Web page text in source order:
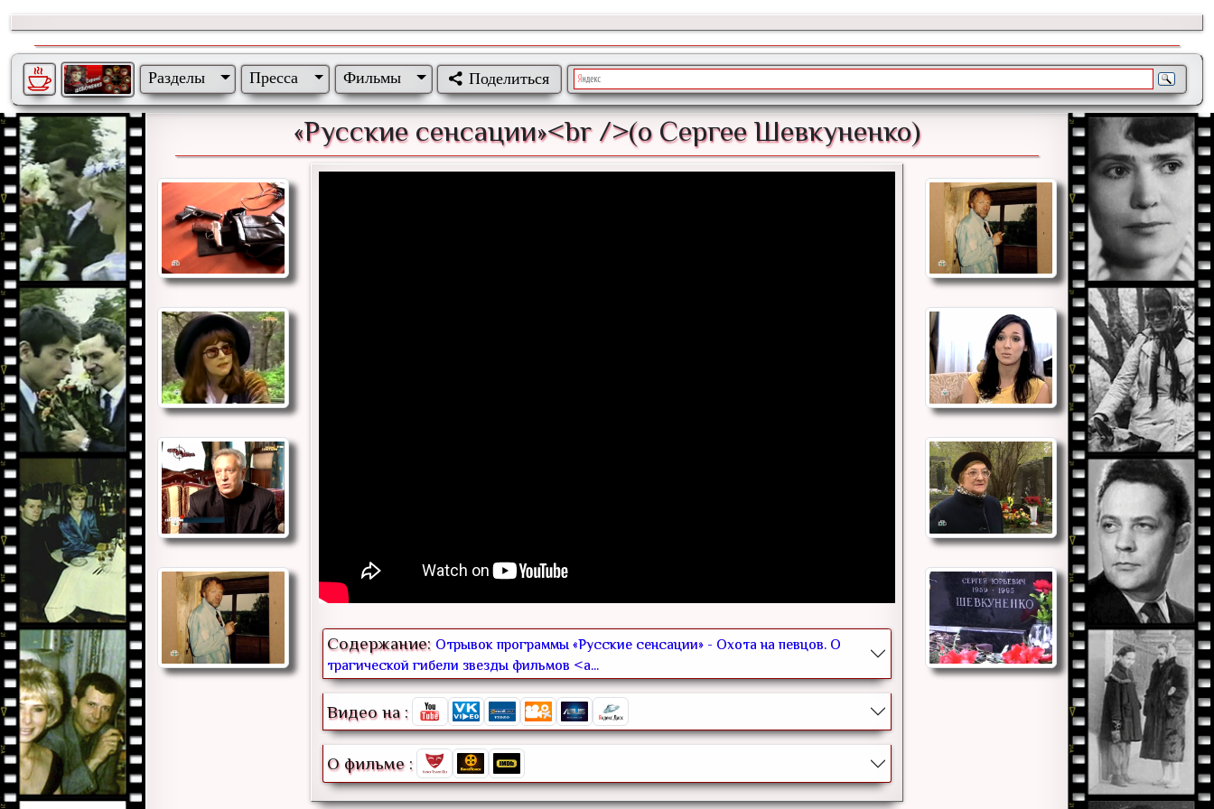
Разделы Пресса Фильмы Поделиться
«Русские сенсации»<br />(о Сергее Шевкуненко)
Содержание: Отрывок программы «Русские сенсации» - Охота на певцов. О
трагической гибели звезды фильмов <a...
Видео на :
О фильме :